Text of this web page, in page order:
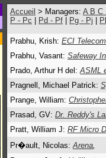
Accueil > Managers: A B C
P - Pc
Pd - Pf Pg - Pj
Prabhu, Krish: ECI
Prabhu, Vasant: Safeway
Prado, Arthur H del:ASML
Pragnell, Michael Patrick:
Prange, William:
Prasad, GV: Dr. Reddy's
Pratt, William J: RF Micro
Pr�ault, Nicolas:Arena,